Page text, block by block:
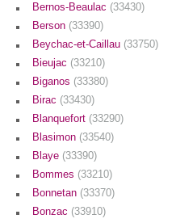
Bernos-Beaulac (33430)
Berson (33390)
Beychac-et-Caillau (33750)
Bieujac (33210)
Biganos (33380)
Birac (33430)
Blanquefort (33290)
Blasimon (33540)
Blaye (33390)
Bommes (33210)
Bonnetan (33370)
Bonzac (33910)